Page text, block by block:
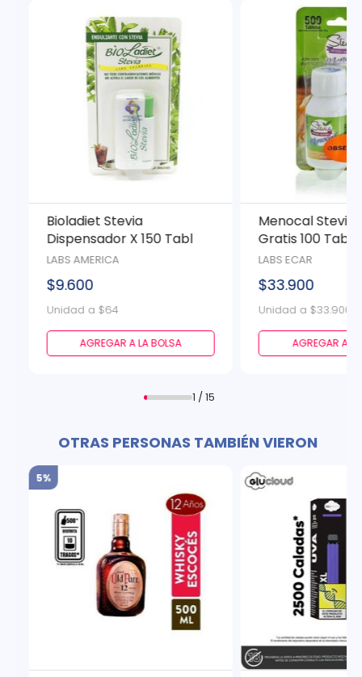
Bioladiet Stevia
Dispensador X 150 Tabl
LABS AMERICA
$9.600
Unidad a $64
AGREGAR A LA BOLSA
Menocal Stevia
Gratis 100 Tab
LABS ECAR
$33.900
Unidad a $33.900
AGREGAR A
1 / 15
OTRAS PERSONAS TAMBIÉN VIERON
5%